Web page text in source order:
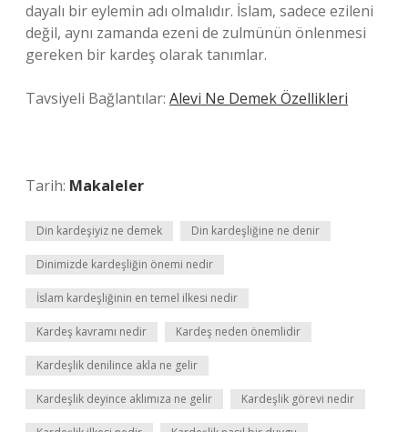
dayalı bir eylemin adı olmalıdır. İslam, sadece ezileni
değil, aynı zamanda ezeni de zulmünün önlenmesi
gereken bir kardeş olarak tanımlar.
Tavsiyeli Bağlantılar: Alevi Ne Demek Özellikleri
Tarih: Makaleler
Din kardeşiyiz ne demek Din kardeşliğine ne denir
Dinimizde kardeşliğin önemi nedir
İslam kardeşliğinin en temel ilkesi nedir
Kardeş kavramı nedir Kardeş neden önemlidir
Kardeşlik denilince akla ne gelir
Kardeşlik deyince aklımıza ne gelir Kardeşlik görevi nedir